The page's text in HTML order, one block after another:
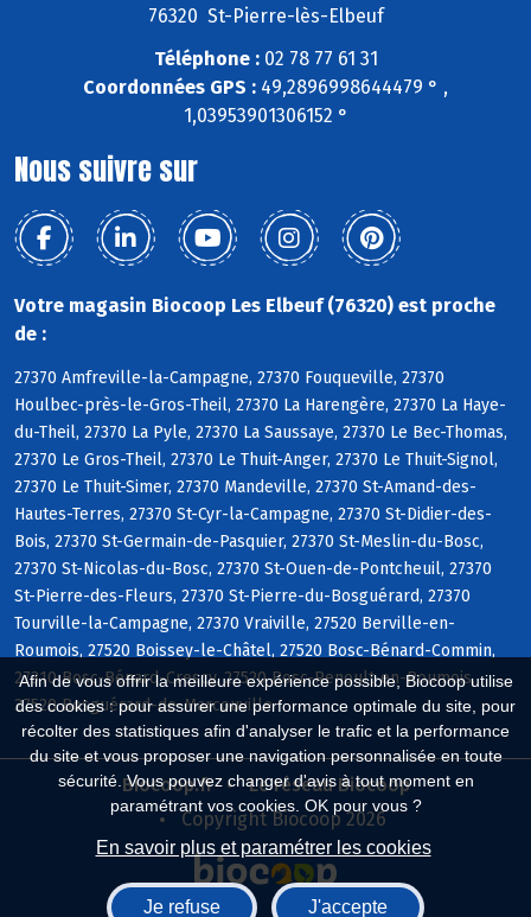
Afin de vous offrir la meilleure expérience possible, Biocoop utilise
des cookies : pour assurer une performance optimale du site, pour
récolter des statistiques afin d'analyser le trafic et la performance
du site et vous proposer une navigation personnalisée en toute
sécurité. Vous pouvez changer d'avis à tout moment en
paramétrant vos cookies. OK pour vous ?
En savoir plus et paramétrer les cookies
Je refuse J'accepte
76320 St-Pierre-lès-Elbeuf
Téléphone :02 78 77 61 31
Coordonnées GPS : 49,2896998644479 ° ,
1,03953901306152 °
Nous suivre sur
Votre magasin Biocoop Les Elbeuf (76320) est proche
de :
27370 Amfreville-la-Campagne, 27370 Fouqueville, 27370
Houlbec-près-le-Gros-Theil, 27370 La Harengère, 27370 La Haye-
du-Theil, 27370 La Pyle, 27370 La Saussaye, 27370 Le Bec-Thomas,
27370 Le Gros-Theil, 27370 Le Thuit-Anger, 27370 Le Thuit-Signol,
27370 Le Thuit-Simer, 27370 Mandeville, 27370 St-Amand-des-
Hautes-Terres, 27370 St-Cyr-la-Campagne, 27370 St-Didier-des-
Bois, 27370 St-Germain-de-Pasquier, 27370 St-Meslin-du-Bosc,
27370 St-Nicolas-du-Bosc, 27370 St-Ouen-de-Pontcheuil, 27370
St-Pierre-des-Fleurs, 27370 St-Pierre-du-Bosguérard, 27370
Tourville-la-Campagne, 27370 Vraiville, 27520 Berville-en-
Roumois, 27520 Boissey-le-Châtel, 27520 Bosc-Bénard-Commin,
27310 Bosc-Bénard-Crescy, 27520 Bosc-Renoult-en-Roumois,
27520 Bosguérard-de-Marcouville
Biocoop.fr
Le réseau Biocoop
Copyright Biocoop 2026